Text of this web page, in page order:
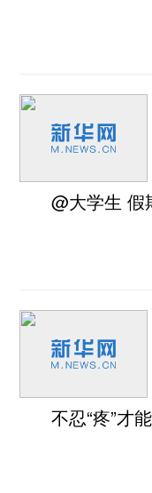
@大学生 假
不忍“疼”才